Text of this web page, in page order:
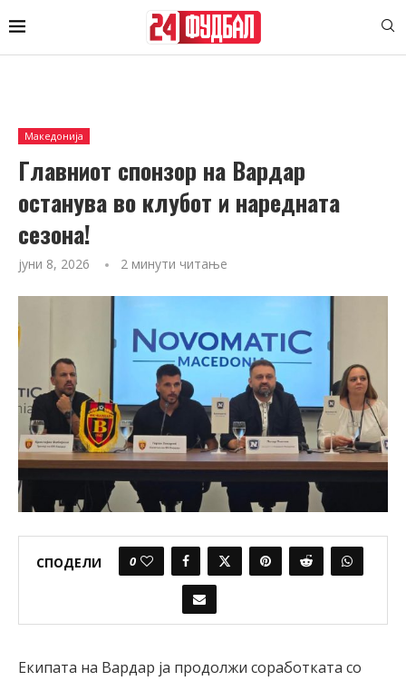
Македонија
Главниот спонзор на Вардар
останува во клубот и наредната
сезона!
јуни 8, 2026 2 минути читање
СПОДЕЛИ 0
Екипата на Вардар ја продолжи соработката со